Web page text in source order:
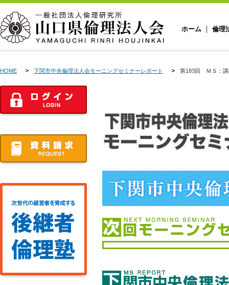
ホーム 倫理
HOME 下関市中央倫理法人会モーニングセミナーレポート 第183回 ＭＳ：